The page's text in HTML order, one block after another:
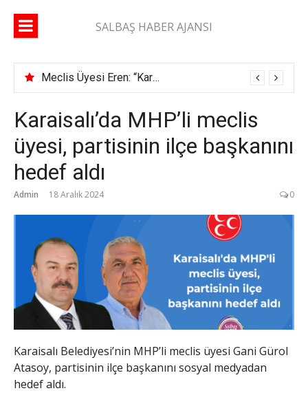
SALBAŞ HABER AJANSI
Meclis Üyesi Eren: “Karaisalı yolunda 2 ay geçti, şerit çizgisi bile çekilmedi”
Karaisalı’da MHP’li meclis
üyesi, partisinin ilçe başkanını
hedef aldı
Admin 18 Aralık 2024 0
Karaisalı Belediyesi’nin MHP’li meclis üyesi Gani Gürol
Atasoy, partisinin ilçe başkanını sosyal medyadan
hedef aldı.